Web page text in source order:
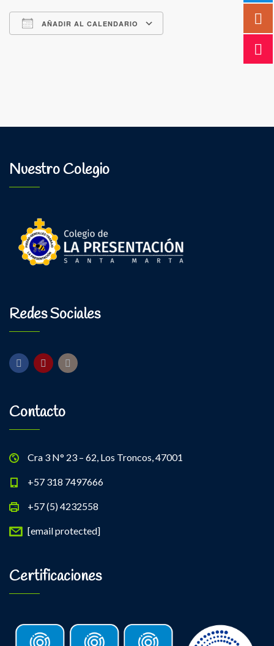
AÑADIR AL CALENDARIO
Nuestro Colegio
Redes Sociales
Contacto
Cra 3 N° 23 – 62, Los Troncos, 47001
+57 318 7497666
+57 (5) 4232558
[email protected]
Certificaciones